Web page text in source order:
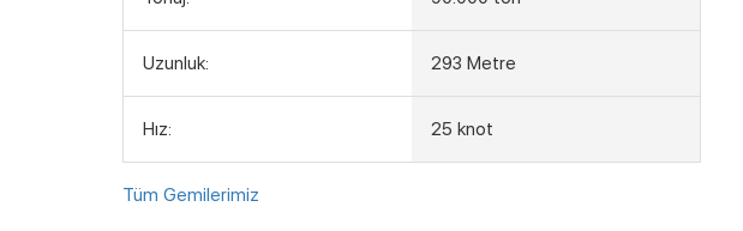
Uzunluk: 293 Metre
Hız: 25 knot
Tüm Gemilerimiz